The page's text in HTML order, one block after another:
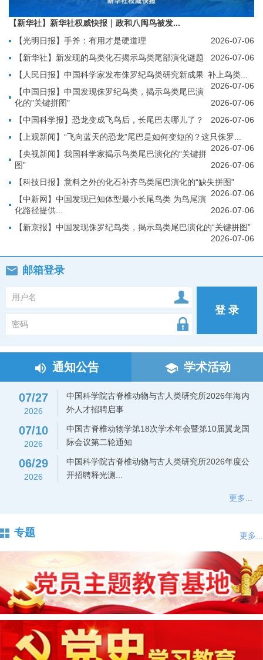
【新华社】新华社权威快报｜政和八闽鸟被发...
【光明日报】手斧：有用才是硬道理
2026-07-06
【新华社】新发现的鸟类化石揭示鸟类尾部演化谜题
2026-07-06
【人民日报】中国科学家发布侏罗纪鸟类研究新成果 补上鸟类...
2026-07-06
【中国日报】中国发现侏罗纪鸟类，揭示鸟类尾巴演
化的"关键拼图"
2026-07-06
【中国科学报】恐龙变成飞鸟后，长尾巴去哪儿了？
2026-07-06
【上观新闻】“飞向蓝天的恐龙”尾巴是如何变短的？这只侏罗...
2026-07-06
【央视新闻】我国科学家揭示鸟类尾巴演化的“关键拼
图”
2026-07-06
【科技日报】意料之外的化石补齐鸟类尾巴演化的“缺失拼图”
2026-07-06
【中新网】中国发现已知体型最小长尾鸟类 为鸟尾演
化路径提供...
2026-07-06
【新京报】中国发现侏罗纪鸟类，揭示鸟类尾巴演化的“关键拼图”
2026-07-06
邮箱登录
登 录
通知公告 学术活动
07/27
2026
中国科学院古脊椎动物与古人类研究所2026年海内
外人才招聘启事
07/10
2026
中国古脊椎动物学第18次学术年会暨第10届翼龙国
际会议第二轮通知
06/29
2026
中国科学院古脊椎动物与古人类研究所2026年度公
开招聘释光测...
更多...
专题 更多...